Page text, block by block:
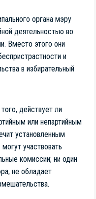
органа мэру
деятельностью во
Вместо этого они
и
в избирательный
действует ли
или непартийным
установленным
участвовать
комиссии; ни один
не обладает